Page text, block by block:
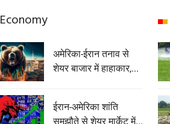
Economy
अमेरिका-ईरान तनाव से
शेयर बाजार में हाहाकार,...
ईरान-अमेरिका शांति
समझौते से शेयर मार्केट में...